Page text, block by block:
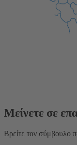
Μείνετε σε
Βρείτε τον σύμβουλο